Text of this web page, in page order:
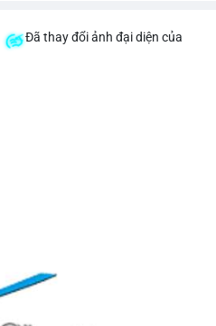
Đã thay đổi ảnh đại diện của